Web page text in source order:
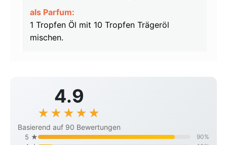
als Parfum:
1 Tropfen Öl mit 10 Tropfen Trägeröl
mischen.
4.9
★ ★ ★ ★ ☆
★
Basierend auf 90 Bewertungen
5 ★ 90%